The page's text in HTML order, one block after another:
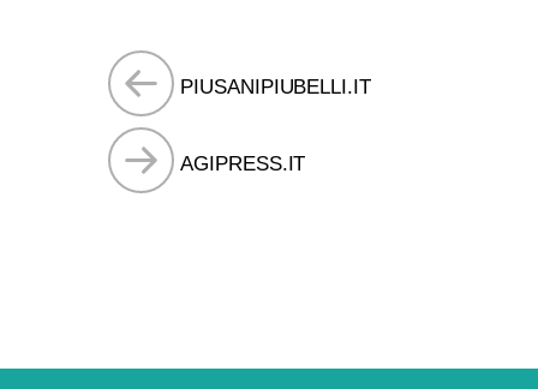
Navigazione
articoli
PIUSANIPIUBELLI.IT
AGIPRESS.IT